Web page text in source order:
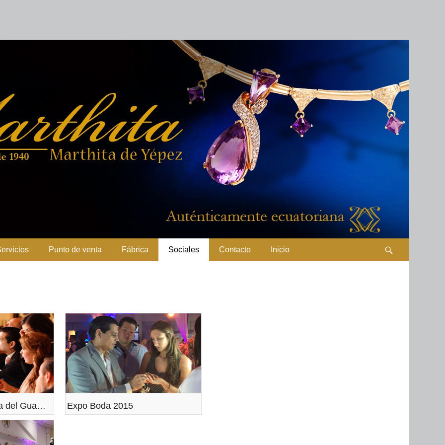
Punto de venta Fábrica Sociales Contacto Inicio
Reina de la provincia del Guayas Expo Boda 2015